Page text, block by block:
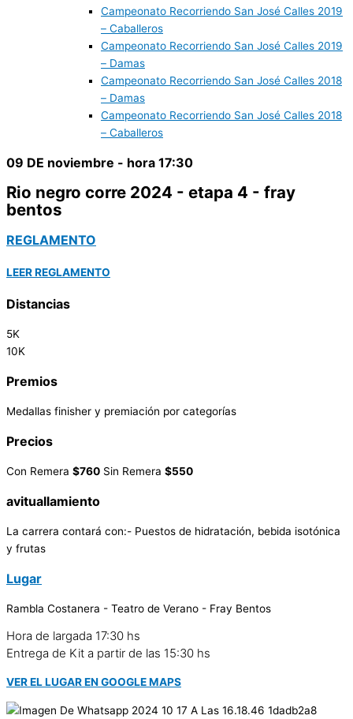
Campeonato Recorriendo San José Calles 2019
– Caballeros
Campeonato Recorriendo San José Calles 2019
– Damas
Campeonato Recorriendo San José Calles 2018
– Damas
Campeonato Recorriendo San José Calles 2018
– Caballeros
09 DE noviembre - hora 17:30
Rio negro corre 2024 - etapa 4 - fray
bentos
REGLAMENTO
LEER REGLAMENTO
Distancias
5K
10K
Premios
Medallas finisher y premiación por categorías
Precios
Con Remera $760 Sin Remera $550
avituallamiento
La carrera contará con:- Puestos de hidratación, bebida isotónica
y frutas
Lugar
Rambla Costanera - Teatro de Verano - Fray Bentos
Hora de largada 17:30 hs
Entrega de Kit a partir de las 15:30 hs
VER EL LUGAR EN GOOGLE MAPS